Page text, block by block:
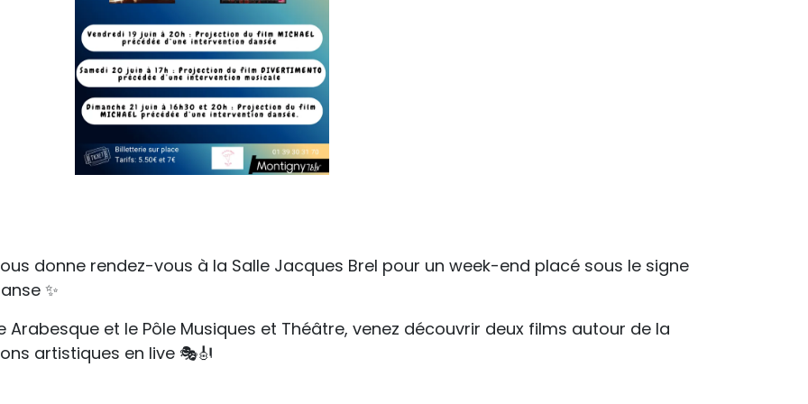
donne rendez-vous à la Salle Jacques Brel pour un week-end placé sous le signe
✨
Arabesque et le Pôle Musiques et Théâtre, venez découvrir deux films autour de la
artistiques en live 🎭🎻